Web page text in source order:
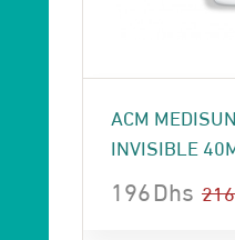
ACM
INVISIBLE
196Dhs